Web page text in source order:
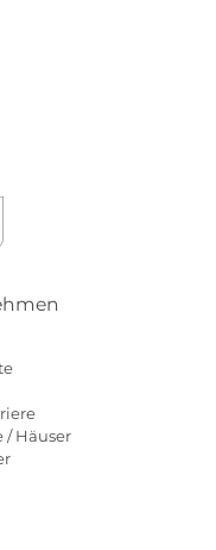
/ Häuser